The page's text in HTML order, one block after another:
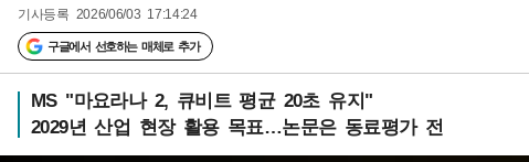
기사등록 2026/06/03 17:14:24
구글에서 선호하는 매체로 추가
MS "마요라나 2, 큐비트 평균 20초 유지"
2029년 산업 현장 활용 목표…논문은 동료평가 전